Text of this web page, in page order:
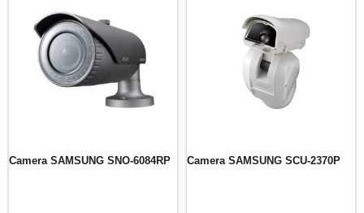
Camera SAMSUNG SNO-6084RP Camera SAMSUNG SCU-2370P